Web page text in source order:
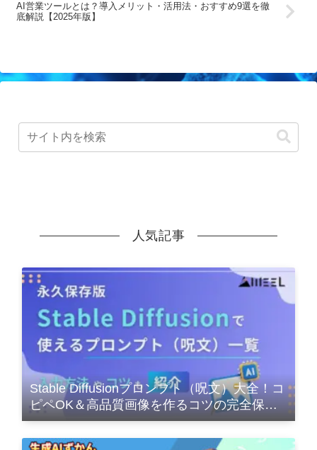
AI営業ツールとは？導入メリット・活用法・おすすめ9選を徹
底解説【2025年版】
人気記事
Stable Diffusionプロンプト（呪文）大全！コ
ピペOK＆高品質画像を作るコツの完全保存
版